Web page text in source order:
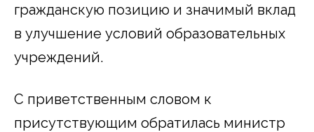
гражданскую позицию и значимый вклад
в улучшение условий образовательных
учреждений.
С приветственным словом к
присутствующим обратилась министр